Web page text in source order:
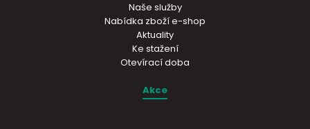
Naše služby
Nabídka zboží e-shop
Aktuality
Ke stažení
Otevírací doba
Akce